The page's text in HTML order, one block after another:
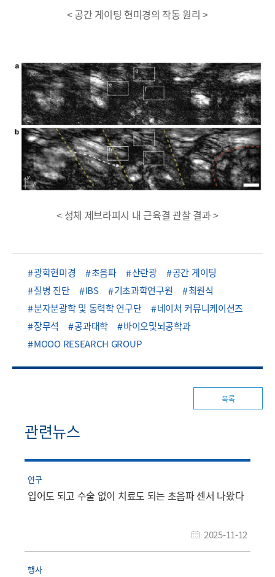
< 공간 게이팅 현미경의 작동 원리 >
< 성체 제브라피시 내 근육결 관찰 결과 >
광학현미경 초음파 산란광
공간 게이팅
질병 진단
IBS 기초과학연구원
최원식
분자분광학 및 동력학 연구단
네이처 커뮤니케이션즈
장무석
공과대학
바이오및뇌공학과
MOOO RESEARCH GROUP
목록
관련뉴스
연구
입어도 되고 수술 없이 치료도 되는 초음파 센서 나왔다
2025-11-12
행사